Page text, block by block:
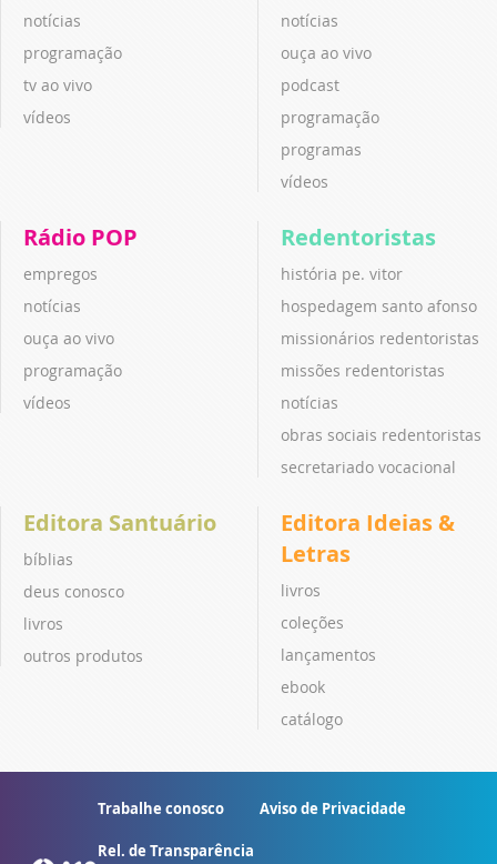
notícias
programação
tv ao vivo
vídeos
notícias
ouça ao vivo
podcast
programação
programas
vídeos
Rádio POP
empregos
notícias
ouça ao vivo
programação
vídeos
Redentoristas
história pe. vitor
hospedagem santo afonso
missionários redentoristas
missões redentoristas
notícias
obras sociais redentoristas
secretariado vocacional
Editora Santuário
bíblias
deus conosco
livros
outros produtos
Editora Ideias &
Letras
livros
coleções
lançamentos
ebook
catálogo
Trabalhe conosco Aviso de Privacidade
Rel. de Transparência